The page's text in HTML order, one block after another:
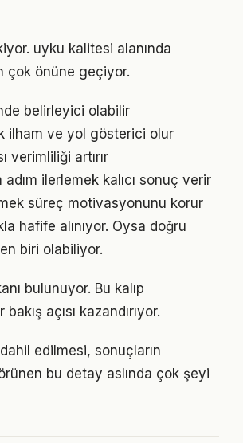
uyku kalitesi alanında
çok önüne geçiyor.
belirleyici olabilir
ilham ve yol gösterici olur
verimliliği artırır
ilerlemek kalıcı sonuç verir
süreç motivasyonunu korur
hafife alınıyor. Oysa doğru
biri olabiliyor.
bulunuyor. Bu kalıp
açısı kazandırıyor.
edilmesi, sonuçların
bu detay aslında çok şeyi